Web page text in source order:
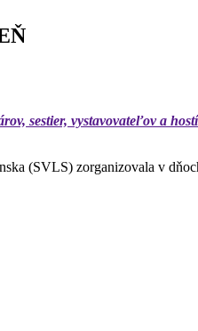
sestier, vystavovateľov a hostí
(SVLS) zorganizovala v